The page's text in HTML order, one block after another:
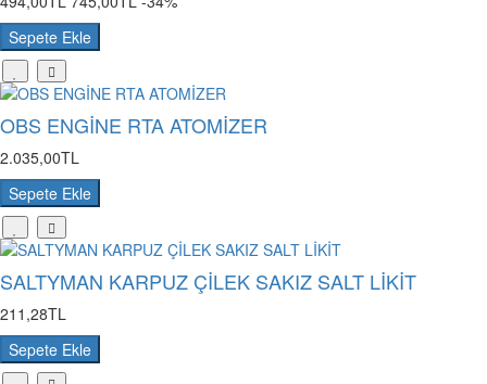
Sepete Ekle
OBS ENGİNE RTA ATOMİZER
2.035,00TL
Sepete Ekle
SALTYMAN KARPUZ ÇİLEK SAKIZ SALT LİKİT
211,28TL
Sepete Ekle